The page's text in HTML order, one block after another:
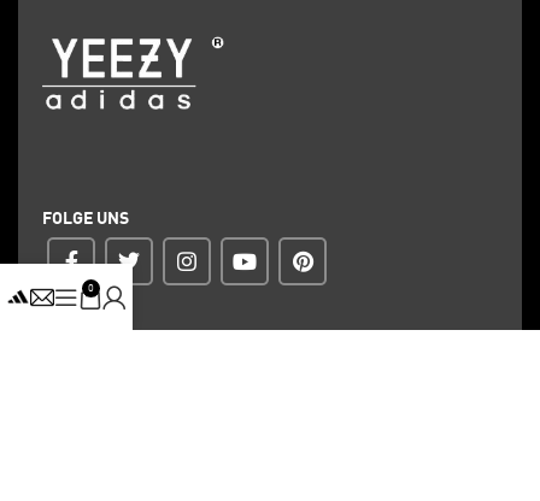
FOLGE UNS
0